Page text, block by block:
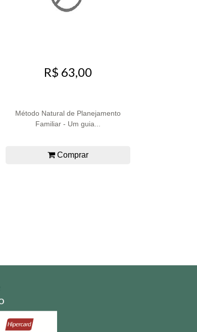
R$ 63,00
Método Natural de Planejamento
Familiar - Um guia...
Comprar